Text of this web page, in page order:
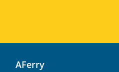
AFerry